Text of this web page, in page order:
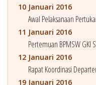
10 Januari 2016
Awal Pelaksanaan
11 Januari 2016
Pertemuan BPMSW GKI
12 Januari 2016
Rapat Koordinasi
19 Januari 2016